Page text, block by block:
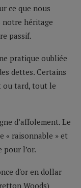
ce que nous
notre héritage
passif.
pratique oubliée
dettes. Certains
ou tard, tout le
d’affolement. Le
« raisonnable » et
pour l’or.